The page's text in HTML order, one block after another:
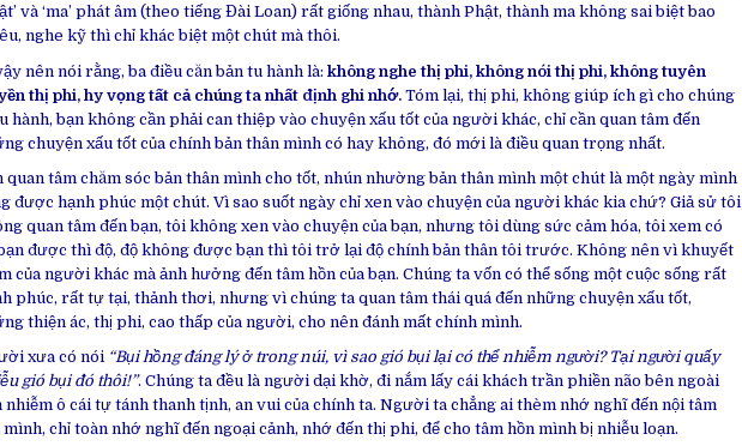
và ‘ma’ phát âm (theo tiếng Đài Loan) rất giống nhau, thành Phật, thành ma không sai biệt bao
nghe kỹ thì chỉ khác biệt một chút mà thôi.
nên nói rằng, ba điều căn bản tu hành là: không nghe thị phi, không nói thị phi, không tuyên
thị phi, hy vọng tất cả chúng ta nhất định ghi nhớ. Tóm lại, thị phi, không giúp ích gì cho chúng
hành, bạn không cần phải can thiệp vào chuyện xấu tốt của người khác, chỉ cần quan tâm đến
chuyện xấu tốt của chính bản thân mình có hay không, đó mới là điều quan trọng nhất.
quan tâm chăm sóc bản thân mình cho tốt, nhún nhường bản thân mình một chút là một ngày mình
được hạnh phúc một chút. Vì sao suốt ngày chỉ xen vào chuyện của người khác kia chứ? Giả sử tôi
quan tâm đến bạn, tôi không xen vào chuyện của bạn, nhưng tôi dùng sức cảm hóa, tôi xem có
được thì độ, độ không được bạn thì tôi trở lại độ chính bản thân tôi trước. Không nên vì khuyết
của người khác mà ảnh hưởng đến tâm hồn của bạn. Chúng ta vốn có thể sống một cuộc sống rất
phúc, rất tự tại, thảnh thơi, nhưng vì chúng ta quan tâm thái quá đến những chuyện xấu tốt,
thiện ác, thị phi, cao thấp của người, cho nên đánh mất chính mình.
xưa có nói “Bụi hồng đáng lý ở trong núi, vì sao gió bụi lại có thể nhiễm người? Tại người quấy
gió bụi đó thôi!”. Chúng ta đều là người dại khờ, đi nắm lấy cái khách trần phiền não bên ngoài
nhiễm ô cái tự tánh thanh tịnh, an vui của chính ta. Người ta chẳng ai thèm nhớ nghĩ đến nội tâm
mình, chỉ toàn nhớ nghĩ đến ngoại cảnh, nhớ đến thị phi, để cho tâm hồn mình bị nhiễu loạn.